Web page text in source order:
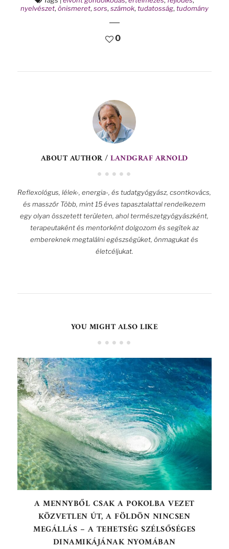
nyelvészet, önismeret, sors, számok, tudatosság, tudomány
0
ABOUT AUTHOR /LANDGRAF ARNOLD
Reflexológus, lélek-, energia-, és tudatgyógyász, csontkovács,
és masszőr Több, mint 15 éves tapasztalattal rendelkezem
egy olyan összetett területen, ahol természetgyógyászként,
terapeutaként és mentorként dolgozom és segítek az
embereknek megtalálni egészségüket, önmagukat és
életcéljukat.
YOU MIGHT ALSO LIKE
A MENNYBŐL CSAK A POKOLBA VEZET
KÖZVETLEN ÚT, A FÖLDÖN NINCSEN
MEGÁLLÁS – A TEHETSÉG SZÉLSŐSÉGES
DINAMIKÁJÁNAK NYOMÁBAN